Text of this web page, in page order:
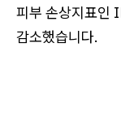
피부 손상지표인
감소했습니다.